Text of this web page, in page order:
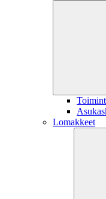
Lomakkeet